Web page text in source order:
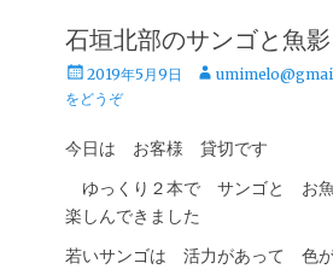
石垣北部のサンゴと魚影
投
稿
2019年5月9日
投
をどうぞ
今日は お客様 貸切です
ゆっくり２本で サンゴと お
楽しんできました
若いサンゴは 活力があって 色